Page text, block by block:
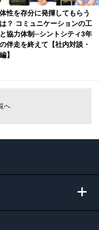
性を存分に発揮してもらう
？ コミュニケーションの工
協力体制─シントシティ3年
伴走を終えて【社内対談・
】
へ